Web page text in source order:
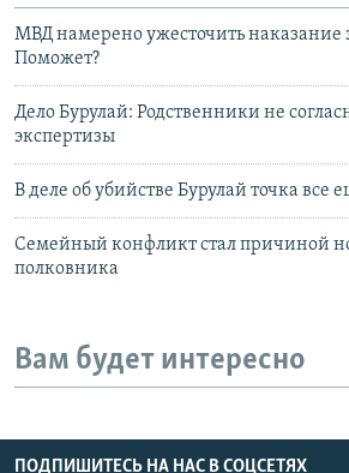
МВД намерено ужесточить наказание
Поможет?
Дело Бурулай: Родственники не
экспертизы
В деле об убийстве Бурулай точка все
Семейный конфликт стал причиной
полковника
Вам будет интересно
ПОДПИШИТЕСЬ НА НАС В СОЦСЕТЯХ